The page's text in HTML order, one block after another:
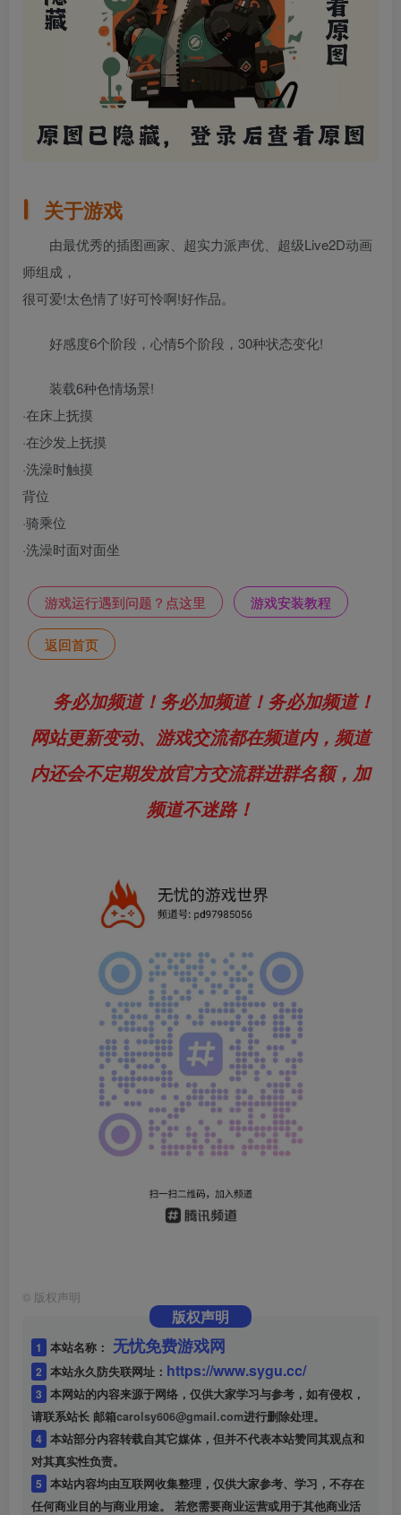
关于游戏
由最优秀的插图画家、超实力派声优、超级Live2D动画
师组成，
很可爱!太色情了!好可怜啊!好作品。
好感度6个阶段，心情5个阶段，30种状态变化!
装载6种色情场景!
·在床上抚摸
·在沙发上抚摸
·洗澡时触摸
背位
·骑乘位
·洗澡时面对面坐
游戏运行遇到问题？点这里 游戏安装教程
返回首页
务必加频道！务必加频道！务必加频道！
网站更新变动、游戏交流都在频道内，频道
内还会不定期发放官方交流群进群名额，加
频道不迷路！
© 版权声明
版权声明
1 本站名称： 无忧免费游戏网
2 本站永久防失联网址： https://www.sygu.cc/
3 本网站的内容来源于网络，仅供大家学习与参考，如有侵权，
请联系站长 邮箱carolsy606@gmail.com进行删除处理。
4 本站部分内容转载自其它媒体，但并不代表本站赞同其观点和
对其真实性负责。
5
任何商业目的与商业用途。 若您需要商业运营或用于其他商业活